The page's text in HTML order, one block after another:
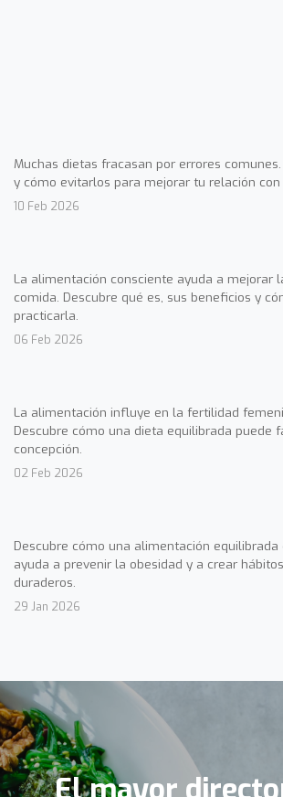
Muchas dietas fracasan por errores
y cómo evitarlos para mejorar tu relación
10 Feb 2026
La alimentación consciente ayuda a mejorar
comida. Descubre qué es, sus beneficios y
practicarla.
06 Feb 2026
La alimentación influye en la fertilidad
Descubre cómo una dieta equilibrada puede
concepción.
02 Feb 2026
Descubre cómo una alimentación
ayuda a prevenir la obesidad y a crear
duraderos.
29 Jan 2026